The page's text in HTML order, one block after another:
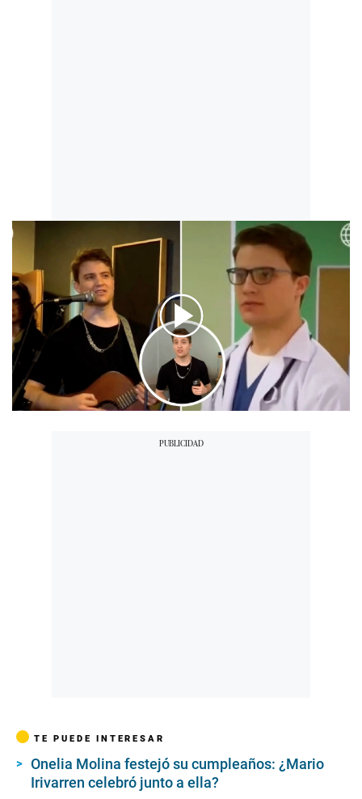
00:00/ 03:53
TE PUEDE INTERESAR
Onelia Molina festejó su cumpleaños: ¿Mario
Irivarren celebró junto a ella?